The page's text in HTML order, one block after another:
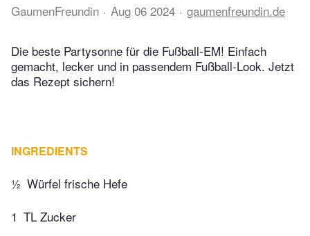
GaumenFreundin Aug 06 2024 gaumenfreundin.de
Die beste Partysonne für die Fußball-EM! Einfach
gemacht, lecker und in passendem Fußball-Look. Jetzt
das Rezept sichern!
INGREDIENTS
½ Würfel frische Hefe
1 TL Zucker